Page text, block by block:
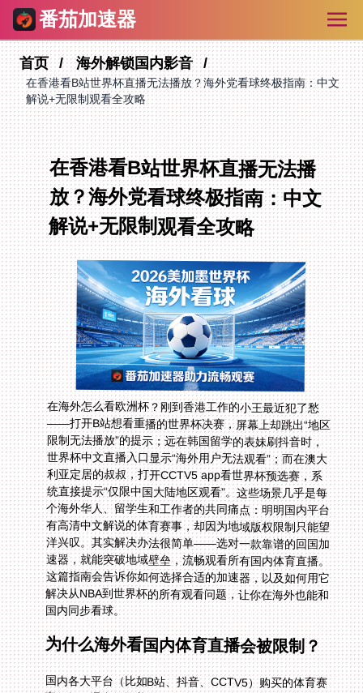
番茄加速器
首页 海外解锁国内影音
在香港看B站世界杯直播无法播放？海外党看球终极指南：中文
解说+无限制观看全攻略
在香港看B站世界杯直播无法播
放？海外党看球终极指南：中文
解说+无限制观看全攻略
在海外怎么看欧洲杯？刚到香港工作的小王最近犯了愁
——打开B站想看重播的世界杯决赛，屏幕上却跳出“地区
限制无法播放”的提示；远在韩国留学的表妹刷抖音时，
世界杯中文直播入口显示“海外用户无法观看”；而在澳大
利亚定居的叔叔，打开CCTV5 app看世界杯预选赛，系
统直接提示“仅限中国大陆地区观看”。这些场景几乎是每
个海外华人、留学生和工作者的共同痛点：明明国内平台
有高清中文解说的体育赛事，却因为地域版权限制只能望
洋兴叹。其实解决办法很简单——选对一款靠谱的回国加
速器，就能突破地域壁垒，流畅观看所有国内体育直播。
这篇指南会告诉你如何选择合适的加速器，以及如何用它
解决从NBA到世界杯的所有观看问题，让你在海外也能和
国内同步看球。
为什么海外看国内体育直播会被限制？
国内各大平台（比如B站、抖音、CCTV5）购买的体育赛
事版权，通常只覆盖中国大陆地区。这是因为版权方会根
据地域划分授权范围，防止内容滥用。当你的设备IP显示
在海外（比如香港、韩国、澳大利亚），平台就会自动识
别并拦截访问。比如在香港看B站世界杯直播无法播放，